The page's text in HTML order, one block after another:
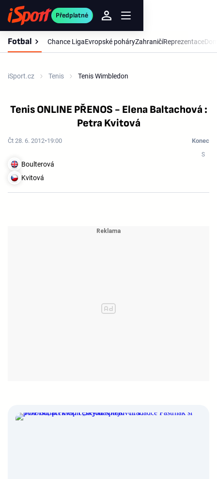
Předplatné
Fotbal Chance LigaEvropské poháryZahraničíReprezentace
iSport.cz Tenis Tenis Wimbledon
Tenis ONLINE PŘENOS - Elena Baltachová :
Petra Kvitová
Čt 28. 6. 2012 19:00 Konec
Boulterová
Kvitová